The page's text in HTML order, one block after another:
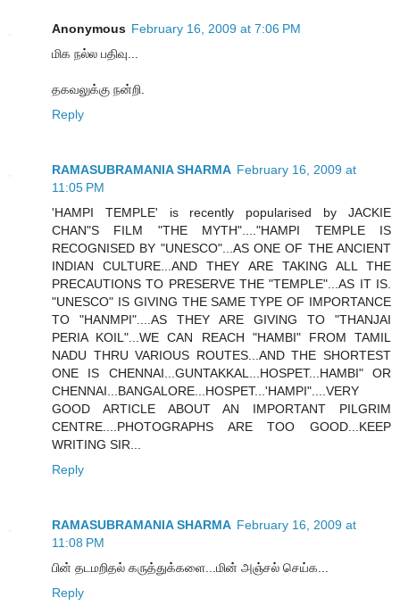
Anonymous February 16, 2009 at 7:06 PM
மிக நல்ல பதிவு...
தகவலுக்கு நன்றி.
Reply
RAMASUBRAMANIA SHARMA February 16, 2009 at
11:05 PM
'HAMPI TEMPLE' is recently popularised by JACKIE
CHAN"S FILM "THE MYTH"...."HAMPI TEMPLE IS
RECOGNISED BY "UNESCO"...AS ONE OF THE ANCIENT
INDIAN CULTURE...AND THEY ARE TAKING ALL THE
PRECAUTIONS TO PRESERVE THE "TEMPLE"...AS IT IS.
"UNESCO" IS GIVING THE SAME TYPE OF IMPORTANCE
TO "HANMPI"....AS THEY ARE GIVING TO "THANJAI
PERIA KOIL"...WE CAN REACH "HAMBI" FROM TAMIL
NADU THRU VARIOUS ROUTES...AND THE SHORTEST
ONE IS CHENNAI...GUNTAKKAL...HOSPET...HAMBI" OR
CHENNAI...BANGALORE...HOSPET...'HAMPI"....VERY
GOOD ARTICLE ABOUT AN IMPORTANT PILGRIM
CENTRE....PHOTOGRAPHS ARE TOO GOOD...KEEP
WRITING SIR...
Reply
RAMASUBRAMANIA SHARMA February 16, 2009 at
11:08 PM
பின் தடமறிதல் கருத்துக்களை...மின் அஞ்சல் செய்க...
Reply